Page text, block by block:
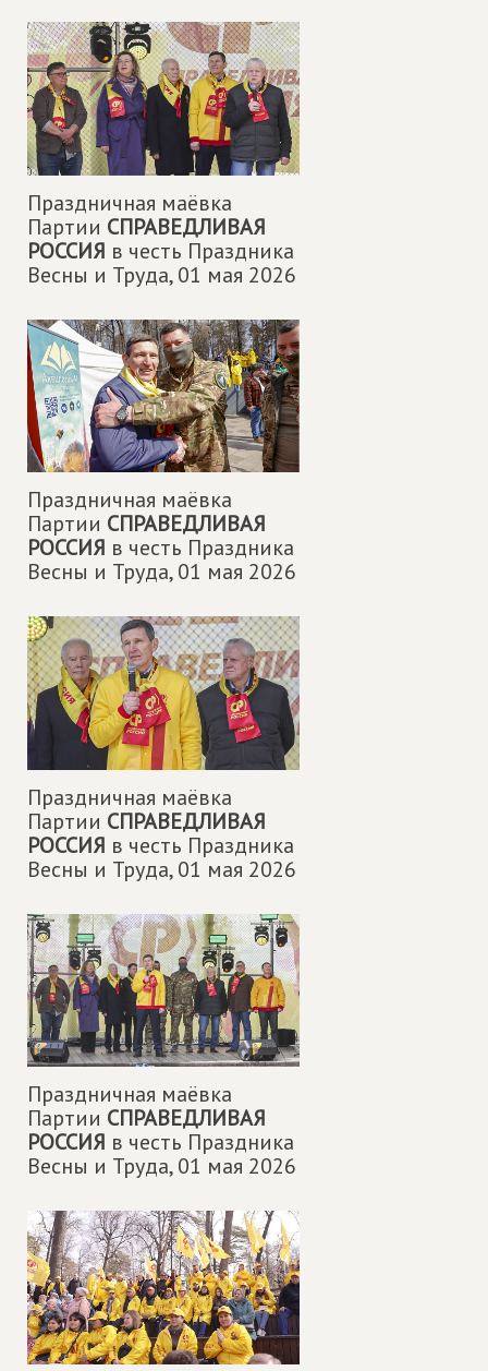
Праздничная маëвка
Партии СПРАВЕДЛИВАЯ
РОССИЯ в честь Праздника
Весны и Труда,01 мая 2026
Праздничная маëвка
Партии СПРАВЕДЛИВАЯ
РОССИЯ в честь Праздника
Весны и Труда,01 мая 2026
Праздничная маëвка
Партии СПРАВЕДЛИВАЯ
РОССИЯ в честь Праздника
Весны и Труда,01 мая 2026
Праздничная маëвка
Партии СПРАВЕДЛИВАЯ
РОССИЯ в честь Праздника
Весны и Труда,01 мая 2026